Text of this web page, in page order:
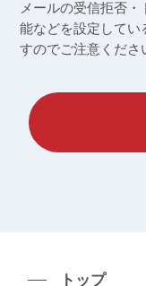
メールの受信拒否
能などを設定してい
すのでご注意くださ
トップ